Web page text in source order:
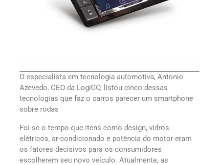
O especialista em tecnologia automotiva, Antonio
Azevedo, CEO da LogiGO, listou cinco dessas
tecnologias que faz o carros parecer um smartphone
sobre rodas
Foi-se o tempo que itens como design, vidros
elétricos, ar-condicionado e potência do motor eram
os fatores decisivos para os consumidores
escolherem seu novo veículo. Atualmente, as